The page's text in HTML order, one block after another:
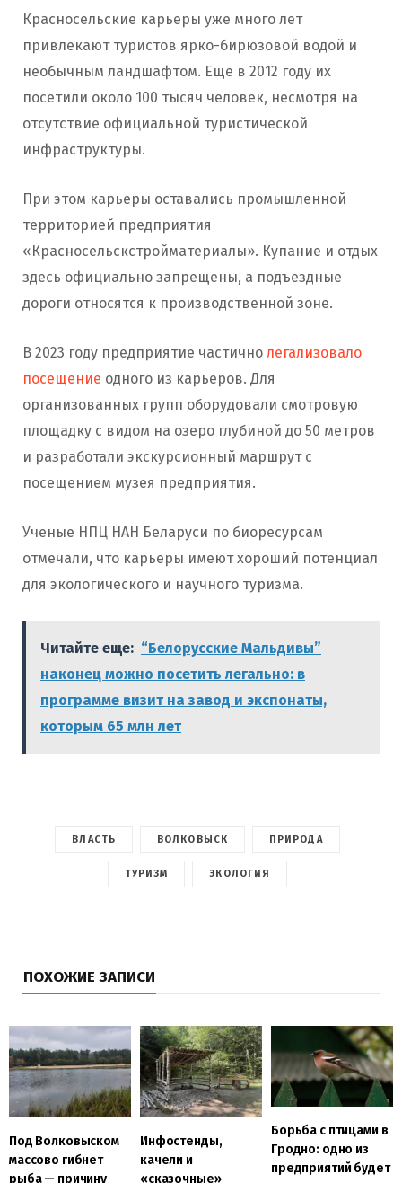
Красносельские карьеры уже много лет
привлекают туристов ярко-бирюзовой водой и
необычным ландшафтом. Еще в 2012 году их
посетили около 100 тысяч человек, несмотря на
отсутствие официальной туристической
инфраструктуры.
При этом карьеры оставались промышленной
территорией предприятия
«Красносельскстройматериалы». Купание и отдых
здесь официально запрещены, а подъездные
дороги относятся к производственной зоне.
В 2023 году предприятие частично легализовало
посещение одного из карьеров. Для
организованных групп оборудовали смотровую
площадку с видом на озеро глубиной до 50 метров
и разработали экскурсионный маршрут с
посещением музея предприятия.
Ученые НПЦ НАН Беларуси по биоресурсам
отмечали, что карьеры имеют хороший потенциал
для экологического и научного туризма.
Читайте еще: “Белорусские Мальдивы”
наконец можно посетить легально: в
программе визит на завод и экспонаты,
которым 65 млн лет
ВЛАСТЬ ВОЛКОВЫСК ПРИРОДА
ТУРИЗМ ЭКОЛОГИЯ
ПОХОЖИЕ ЗАПИСИ
Под Волковыском
массово гибнет
рыба — причину
Инфостенды,
качели и
«сказочные»
Борьба с птицами в
Гродно: одно из
предприятий будет